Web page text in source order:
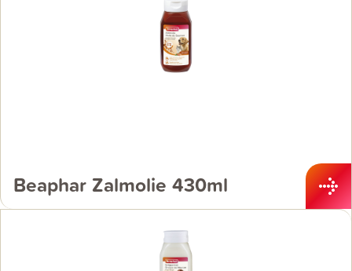
Beaphar Zalmolie 430ml